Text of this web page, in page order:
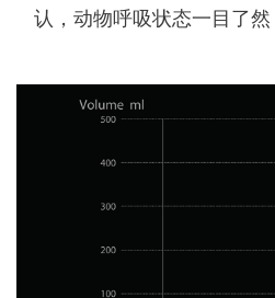
认，动物呼吸状态一目了然